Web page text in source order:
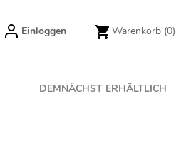
Einloggen Warenkorb (0)
DEMNÄCHST ERHÄLTLICH